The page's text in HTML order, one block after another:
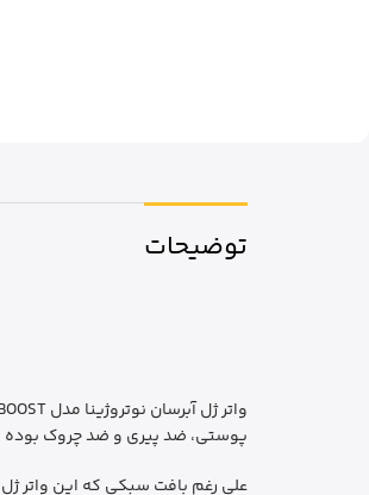
توضیحات
پوستی، ضد پیری و ضد چروک بوده